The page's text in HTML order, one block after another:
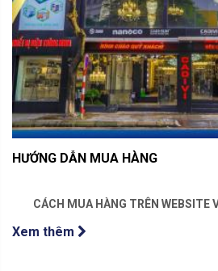
HƯỚNG DẪN MUA HÀNG
CÁCH MUA HÀNG TRÊN WEBSITE
Xem thêm